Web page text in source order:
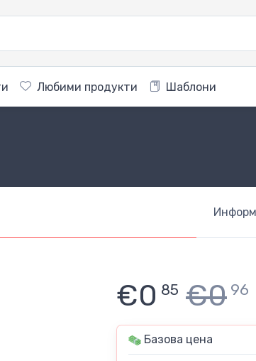
Любими продукти Шаблони
€0 85 €0 96
Базова цена